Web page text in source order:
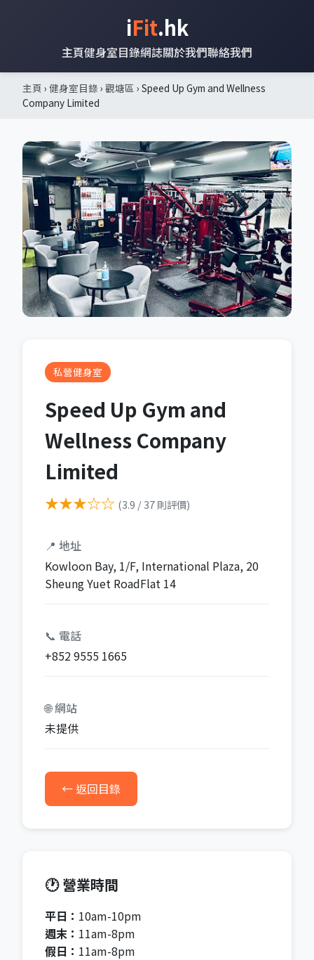
iFit.hk
主頁健身室目錄網誌關於我們聯絡我們
主頁 › 健身室目錄 › 觀塘區 › Speed Up Gym and Wellness
Company Limited
私營健身室
Speed Up Gym and
Wellness Company
Limited
★★★☆☆ (3.9 / 37 則評價)
📍 地址
Kowloon Bay, 1/F, International Plaza, 20
Sheung Yuet RoadFlat 14
📞 電話
+852 9555 1665
🌐 網站
未提供
← 返回目錄
🕐 營業時間
平日： 10am-10pm
週末： 11am-8pm
假日： 11am-8pm